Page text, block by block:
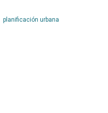
planificación urbana